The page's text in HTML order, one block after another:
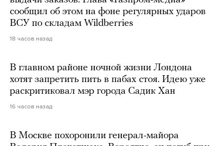
сообщил об этом на фоне регулярных ударов
ВСУ по складам Wildberries
18 часов назад
В главном районе ночной жизни Лондона
хотят запретить пить в пабах стоя. Идею уже
раскритиковал мэр города Садик Хан
16 часов назад
В Москве похоронили генерал-майора